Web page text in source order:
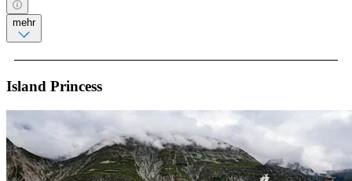
mehr
Island Princess